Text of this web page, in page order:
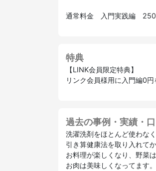
通常料金 入門実践編
特典
【LINK会員限定特典】
リンク会員様用に入門編0円
過去の事例・実績・
洗濯洗剤をほとんど使わなく
引き算健康法を取り入れて
お料理が楽しくなり、野菜は
お肉は美味しくなってます。